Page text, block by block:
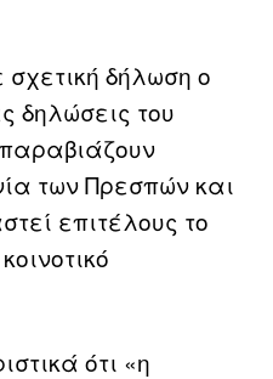
δήλωση ο
δηλώσεις του
των Πρεσπών και
επιτέλους το
ότι «η